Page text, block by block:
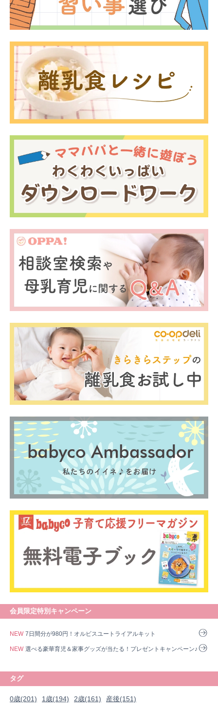
会員限定特別キャンペーン
NEW 7日間分が980円！オルビスユートライアルキット
NEW 選べる豪華育児＆家事グッズが当たる！プレゼントキャンペーン♪
タグ
0歳(201) 1歳(194) 2歳(161) 産後(151)